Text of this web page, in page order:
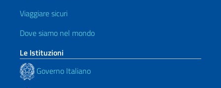
Viaggiare sicuri
Dove siamo nel mondo
Le Istituzioni
Governo Italiano